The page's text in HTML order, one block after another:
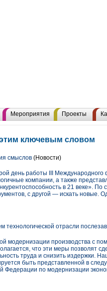
Мероприятия Проекты
ключевым словом
смыслов (Новости)
день работы III
компании, а также
в 21 веке».
с другой — искать новые.
технологической отрасли
модернизации производства с
что эти меры позволят
труда и снизить издержки.
быть представленной в
Федерации по модернизации